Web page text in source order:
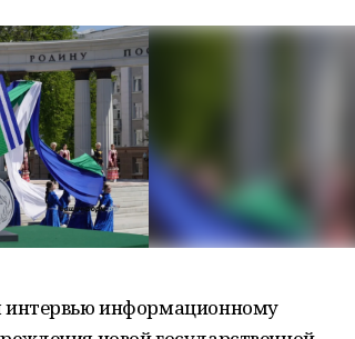
интервью информационному